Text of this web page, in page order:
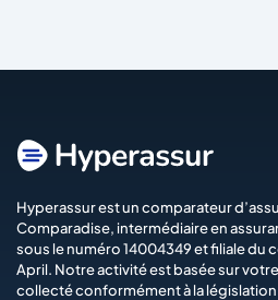
Hyperassur est un comparateur
Comparadise, intermédiaire en
sous le numéro 14004349 et filiale du
April. Notre activité est basée sur
collecté conformément à la